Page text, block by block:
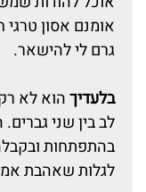
אומנם אסון טרגי
גרם לי להישאר.
בלעדיךהוא לא
לב בין שני
בהתפתחות
לגלות שאהבת